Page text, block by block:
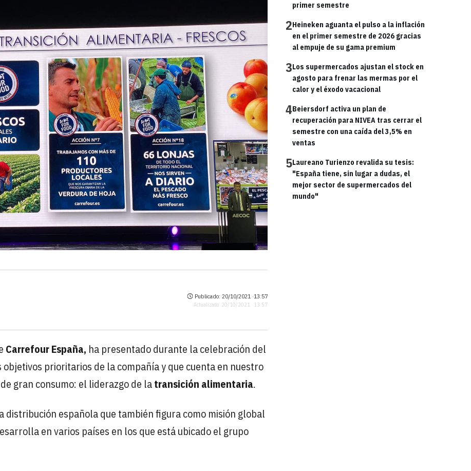
primer semestre
2Heineken aguanta el pulso a la inflación
en el primer semestre de 2026 gracias
al empuje de su gama premium
3Los supermercados ajustan el stock en
agosto para frenar las mermas por el
calor y el éxodo vacacional
4Beiersdorf activa un plan de
recuperación para NIVEA tras cerrar el
semestre con una caída del 3,5% en
ventas
5Laureano Turienzo revalida su tesis:
"España tiene, sin lugar a dudas, el
mejor sector de supermercados del
mundo"
Publicado: 20/10/2021 ·13:57
Actualizado: 20/10/2021 · 13:57
Carrefour España, ha presentado durante la celebración del
objetivos prioritarios de la compañía y que cuenta en nuestro
gran consumo: el liderazgo de latransición alimentaria.
distribución española que también figura como misión global
en varios países en los que está ubicado el grupo